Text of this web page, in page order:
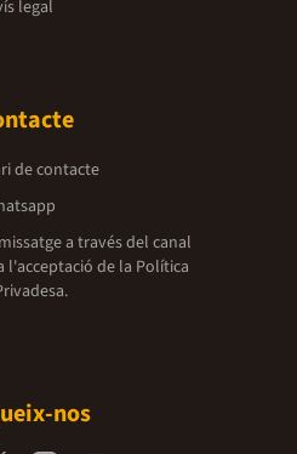
legal
de contacte
a través del canal
l'acceptació de la Política
nos